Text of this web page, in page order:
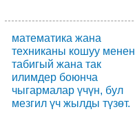
математика жана
техниканы кошуу менен
табигый жана так
илимдер боюнча
чыгармалар үчүн, бул
мезгил үч жылды түзөт.